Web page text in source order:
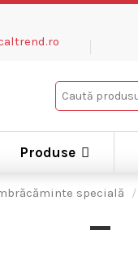
Produse
specială